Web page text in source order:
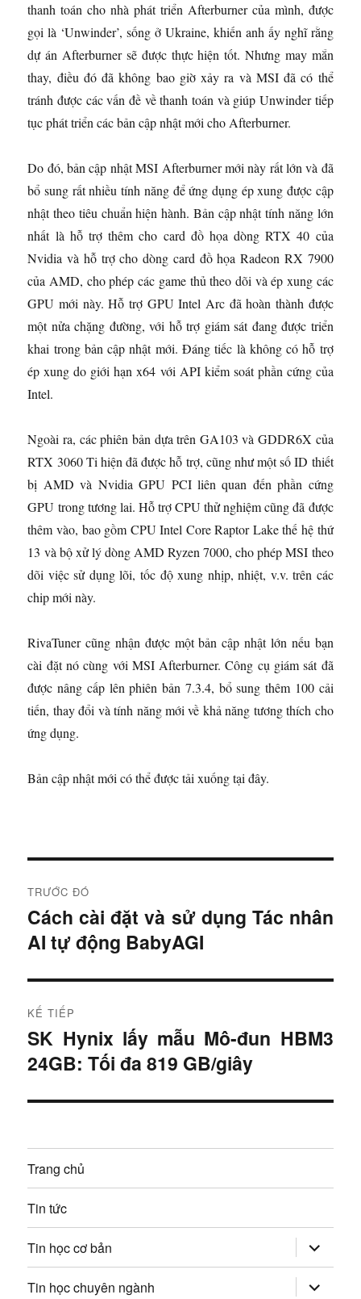
thanh toán cho nhà phát triển Afterburner của mình, được
gọi là ‘Unwinder’, sống ở Ukraine, khiến anh ấy nghĩ rằng
dự án Afterburner sẽ được thực hiện tốt. Nhưng may mắn
thay, điều đó đã không bao giờ xảy ra và MSI đã có thể
tránh được các vấn đề về thanh toán và giúp Unwinder tiếp
tục phát triển các bản cập nhật mới cho Afterburner.
Do đó, bản cập nhật MSI Afterburner mới này rất lớn và đã
bổ sung rất nhiều tính năng để ứng dụng ép xung được cập
nhật theo tiêu chuẩn hiện hành. Bản cập nhật tính năng lớn
nhất là hỗ trợ thêm cho card đồ họa dòng RTX 40 của
Nvidia và hỗ trợ cho dòng card đồ họa Radeon RX 7900
của AMD, cho phép các game thủ theo dõi và ép xung các
GPU mới này. Hỗ trợ GPU Intel Arc đã hoàn thành được
một nửa chặng đường, với hỗ trợ giám sát đang được triển
khai trong bản cập nhật mới. Đáng tiếc là không có hỗ trợ
ép xung do giới hạn x64 với API kiểm soát phần cứng của
Intel.
Ngoài ra, các phiên bản dựa trên GA103 và GDDR6X của
RTX 3060 Ti hiện đã được hỗ trợ, cũng như một số ID thiết
bị AMD và Nvidia GPU PCI liên quan đến phần cứng
GPU trong tương lai. Hỗ trợ CPU thử nghiệm cũng đã được
thêm vào, bao gồm CPU Intel Core Raptor Lake thế hệ thứ
13 và bộ xử lý dòng AMD Ryzen 7000, cho phép MSI theo
dõi việc sử dụng lõi, tốc độ xung nhịp, nhiệt, v.v. trên các
chip mới này.
RivaTuner cũng nhận được một bản cập nhật lớn nếu bạn
cài đặt nó cùng với MSI Afterburner. Công cụ giám sát đã
được nâng cấp lên phiên bản 7.3.4, bổ sung thêm 100 cải
tiến, thay đổi và tính năng mới về khả năng tương thích cho
ứng dụng.
Bản cập nhật mới có thể được tải xuống tại đây.
i
ề
u
h
ư
g
b
à
i
v
TRƯỚC ĐÓ
B
à
t
r
ư
ớ
c
:
Cách cài đặt và sử dụng Tác nhân
AI tự động BabyAGI
KẾ TIẾP
B
à
t
ế
p
SK Hynix lấy mẫu Mô-đun HBM3
24GB: Tối đa 819 GB/giây
Trang chủ
Tin tức
Tin học cơ bản mở
rộng
trình
đơn
con
Tin học chuyên ngành mở